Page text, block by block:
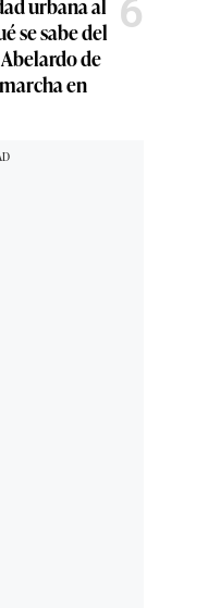
se sabe del
de
en
6